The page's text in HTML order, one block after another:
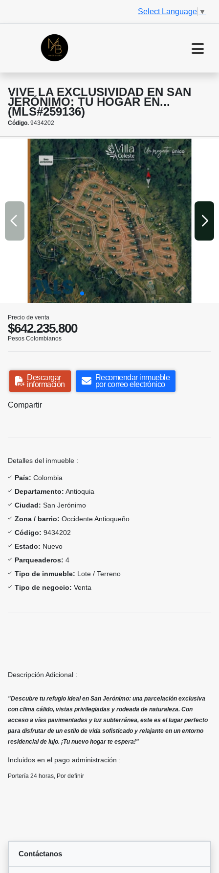
Select Language ▼
VIVE LA EXCLUSIVIDAD EN SAN
JERÓNIMO: TU HOGAR EN...
(MLS#259136)
Código. 9434202
Precio de venta
$642.235.800
Pesos Colombianos
Descargar
información
Recomendar inmueble
por correo electrónico
Compartir
Detalles del inmueble :
País: Colombia
Departamento: Antioquia
Ciudad: San Jerónimo
Zona / barrio: Occidente Antioqueño
Código: 9434202
Estado: Nuevo
Parqueaderos: 4
Tipo de inmueble: Lote / Terreno
Tipo de negocio: Venta
Descripción Adicional :
"Descubre tu refugio ideal en San Jerónimo: una parcelación exclusiva
con clima cálido, vistas privilegiadas y rodeada de naturaleza. Con
acceso a vías pavimentadas y luz subterránea, este es el lugar perfecto
para disfrutar de un estilo de vida sofisticado y relajante en un entorno
residencial de lujo. ¡Tu nuevo hogar te espera!"
Incluidos en el pago administración :
Portería 24 horas, Por definir
Contáctanos